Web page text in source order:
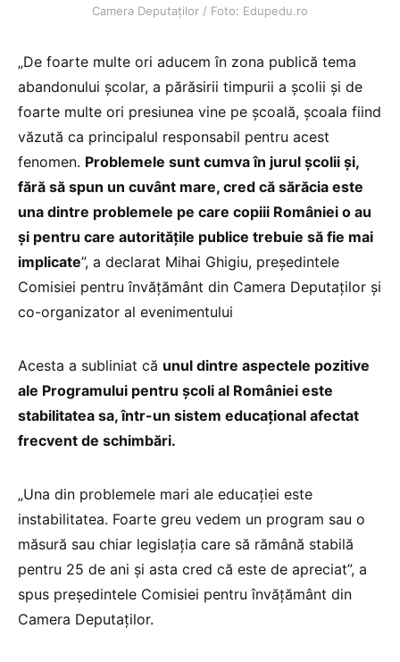
Camera Deputaților / Foto: Edupedu.ro
„De foarte multe ori aducem în zona publică tema
abandonului școlar, a părăsirii timpurii a școlii și de
foarte multe ori presiunea vine pe școală, școala fiind
văzută ca principalul responsabil pentru acest
fenomen. Problemele sunt cumva în jurul școlii și,
fără să spun un cuvânt mare, cred că sărăcia este
una dintre problemele pe care copiii României o au
și pentru care autoritățile publice trebuie să fie mai
implicate”, a declarat Mihai Ghigiu, președintele
Comisiei pentru învățământ din Camera Deputaților și
co-organizator al evenimentului
Acesta a subliniat că unul dintre aspectele pozitive
ale Programului pentru școli al României este
stabilitatea sa, într-un sistem educațional afectat
frecvent de schimbări.
„Una din problemele mari ale educației este
instabilitatea. Foarte greu vedem un program sau o
măsură sau chiar legislația care să rămână stabilă
pentru 25 de ani și asta cred că este de apreciat”, a
spus președintele Comisiei pentru învățământ din
Camera Deputaților.